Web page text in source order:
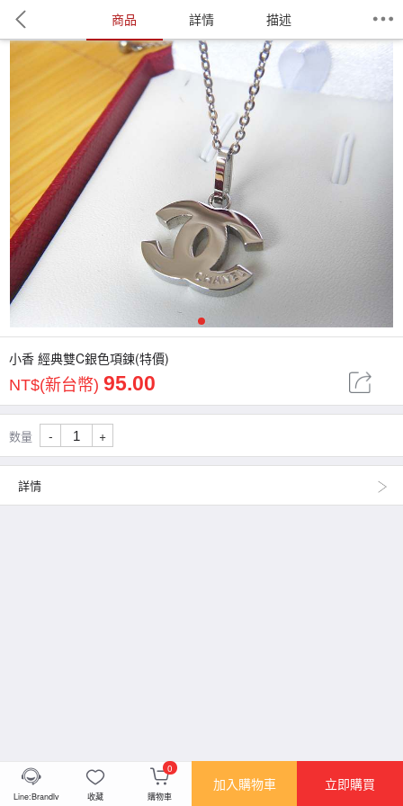
商品 詳情 描述
1
小香 經典雙C銀色項鍊(特價)
NT$(新台幣) 95.00
数量 - +
詳情
Line:Brandlv 收藏
0
購物車
加入購物車 立即購買